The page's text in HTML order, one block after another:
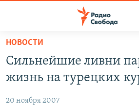
упрощенного
доступа
основному
АВТОРСКИЕ ПРОЕКТЫ
ЦИТАТЫ СВОБОДЫ
НОВОСТИ
Сильнейшие ливни
жизнь на турецких
20 ноября 2007